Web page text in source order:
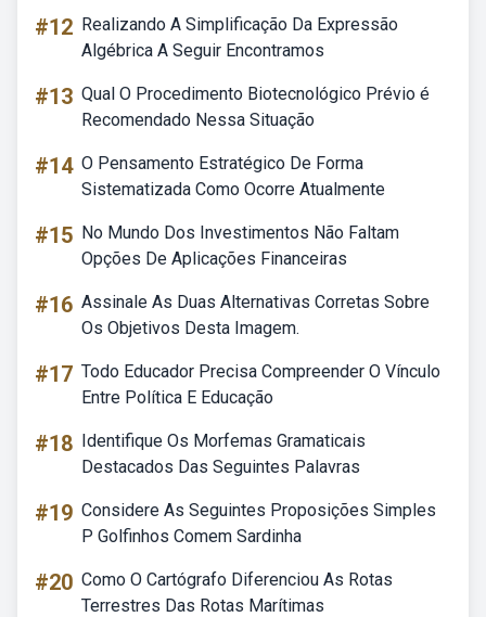
#12 Realizando A Simplificação Da Expressão
Algébrica A Seguir Encontramos
#13 Qual O Procedimento Biotecnológico Prévio é
Recomendado Nessa Situação
#14 O Pensamento Estratégico De Forma
Sistematizada Como Ocorre Atualmente
#15 No Mundo Dos Investimentos Não Faltam
Opções De Aplicações Financeiras
#16 Assinale As Duas Alternativas Corretas Sobre
Os Objetivos Desta Imagem.
#17 Todo Educador Precisa Compreender O Vínculo
Entre Política E Educação
#18 Identifique Os Morfemas Gramaticais
Destacados Das Seguintes Palavras
#19 Considere As Seguintes Proposições Simples
P Golfinhos Comem Sardinha
#20 Como O Cartógrafo Diferenciou As Rotas
Terrestres Das Rotas Marítimas